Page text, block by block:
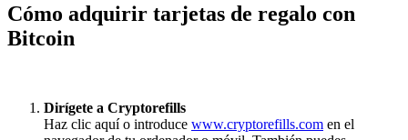
Cómo adquirir tarjetas de regalo con
Bitcoin
Dirígete a Cryptorefills
Haz clic aquí o introduce www.cryptorefills.com en el